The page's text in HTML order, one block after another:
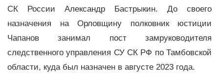
СК России Александр Бастрыкин. До своего
назначения на Орловщину полковник юстиции
Чапанов занимал пост замруководителя
следственного управления СУ СК РФ по Тамбовской
области, куда был назначен в августе 2023 года.